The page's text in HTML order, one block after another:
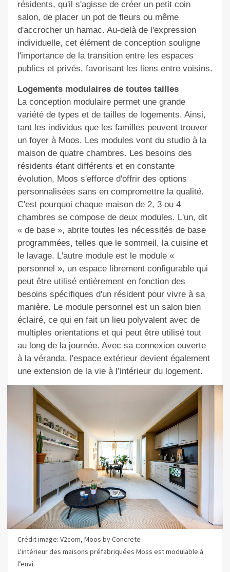
résidents, qu'il s'agisse de créer un petit coin
salon, de placer un pot de fleurs ou même
d'accrocher un hamac. Au-delà de l'expression
individuelle, cet élément de conception souligne
l'importance de la transition entre les espaces
publics et privés, favorisant les liens entre voisins.
Logements modulaires de toutes tailles
La conception modulaire permet une grande
variété de types et de tailles de logements. Ainsi,
tant les individus que les familles peuvent trouver
un foyer à Moos. Les modules vont du studio à la
maison de quatre chambres. Les besoins des
résidents étant différents et en constante
évolution, Moos s'efforce d'offrir des options
personnalisées sans en compromettre la qualité.
C'est pourquoi chaque maison de 2, 3 ou 4
chambres se compose de deux modules. L'un, dit
« de base », abrite toutes les nécessités de base
programmées, telles que le sommeil, la cuisine et
le lavage. L'autre module est le module «
personnel », un espace librement configurable qui
peut être utilisé entièrement en fonction des
besoins spécifiques d'un résident pour vivre à sa
manière. Le module personnel est un salon bien
éclairé, ce qui en fait un lieu polyvalent avec de
multiples orientations et qui peut être utilisé tout
au long de la journée. Avec sa connexion ouverte
à la véranda, l'espace extérieur devient également
une extension de la vieà l’intérieur du logement.
Crédit image: V2com, Moos by Concrete
L'intérieur des maisons préfabriquées Moss est modulable à
l’envi.